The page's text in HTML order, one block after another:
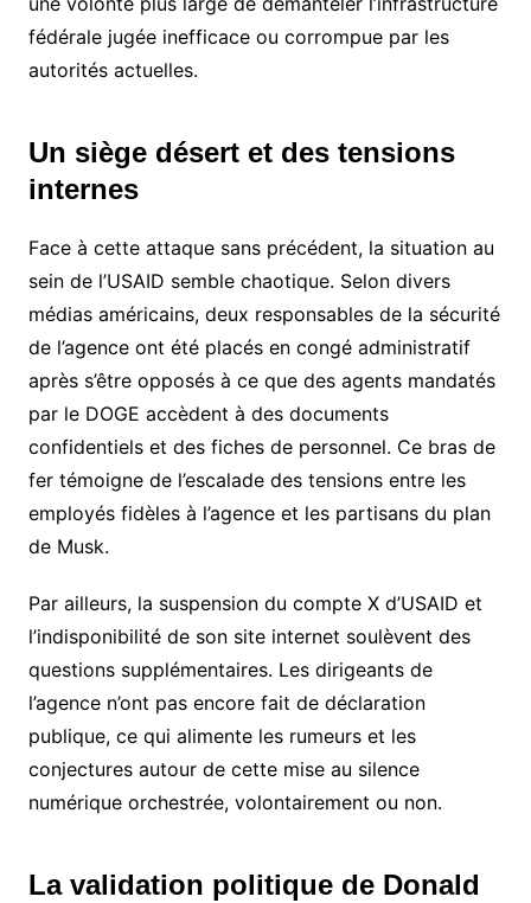
fédérale jugée inefficace ou corrompue par les
autorités actuelles.
Un siège désert et des tensions
internes
Face à cette attaque sans précédent, la situation au
sein de l’USAID semble chaotique. Selon divers
médias américains, deux responsables de la sécurité
de l’agence ont été placés en congé administratif
après s’être opposés à ce que des agents mandatés
par le DOGE accèdent à des documents
confidentiels et des fiches de personnel. Ce bras de
fer témoigne de l’escalade des tensions entre les
employés fidèles à l’agence et les partisans du plan
de Musk.
Par ailleurs, la suspension du compte X d’USAID et
l’indisponibilité de son site internet soulèvent des
questions supplémentaires. Les dirigeants de
l’agence n’ont pas encore fait de déclaration
publique, ce qui alimente les rumeurs et les
conjectures autour de cette mise au silence
numérique orchestrée, volontairement ou non.
La validation politique de Donald